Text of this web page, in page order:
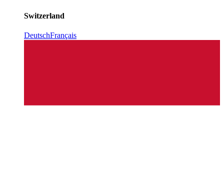
Switzerland
DeutschFrançais